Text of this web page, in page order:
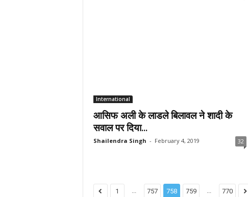
International
आसिफ अली के लाडले बिलावल ने शादी के
सवाल पर दिया...
Shailendra Singh - February 4, 2019 32
1 ... 757 758 759 ... 770